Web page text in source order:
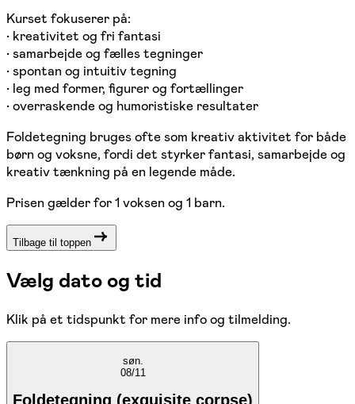
Kurset fokuserer på:
• kreativitet og fri fantasi
• samarbejde og fælles tegninger
• spontan og intuitiv tegning
• leg med former, figurer og fortællinger
• overraskende og humoristiske resultater
Foldetegning bruges ofte som kreativ aktivitet for både
børn og voksne, fordi det styrker fantasi, samarbejde og
kreativ tænkning på en legende måde.
Prisen gælder for 1 voksen og 1 barn.
Tilbage til toppen
Vælg dato og tid
Klik på et tidspunkt for mere info og tilmelding.
søn.
08/11
Foldetegning (exquisite corpse)